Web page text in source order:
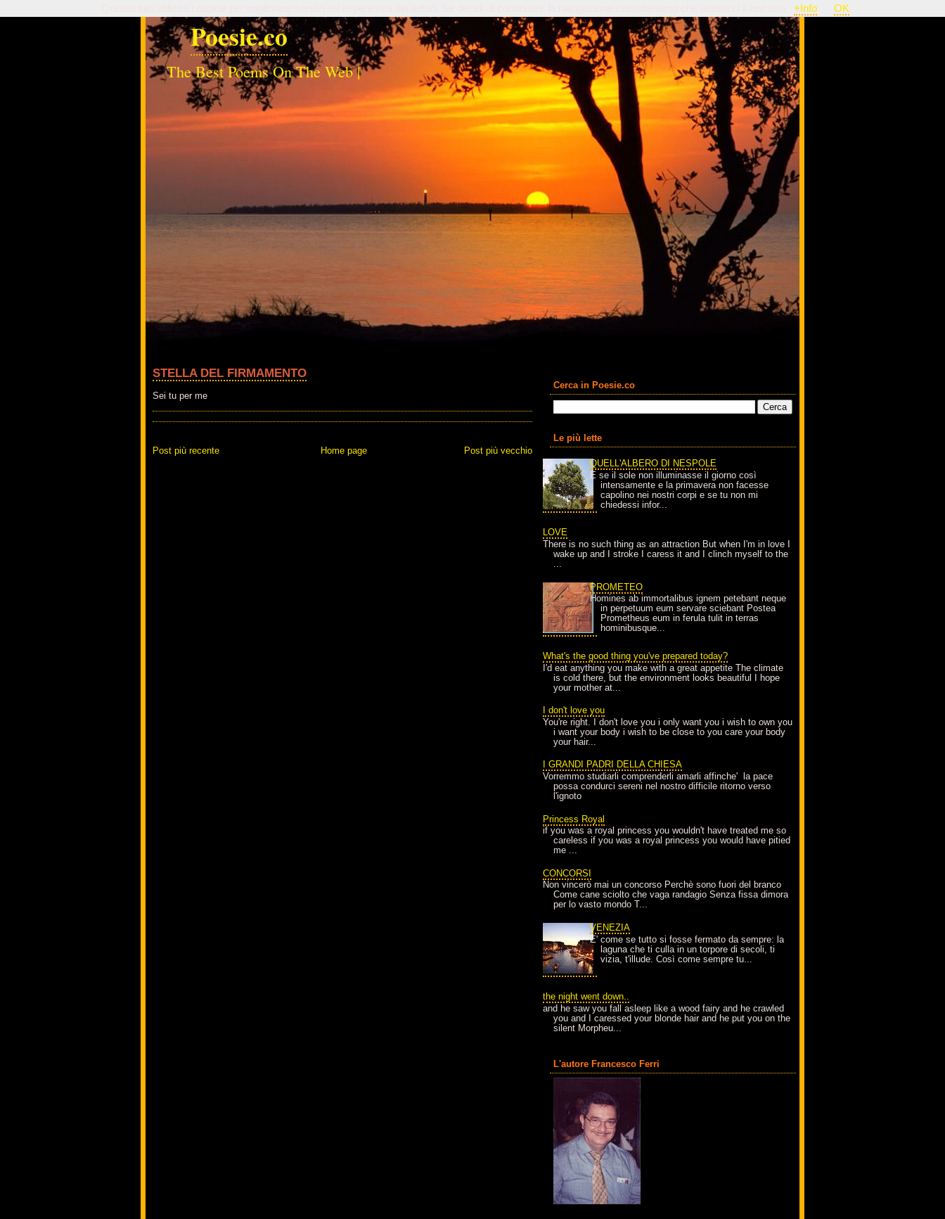
Poesie.co
The Best Poems On The Web |
STELLA DEL FIRMAMENTO
Sei tu per me
Post più recente Post più vecchio
Home page
Cerca in Poesie.co
Le più lette
QUELL'ALBERO DI NESPOLE
E se il sole non illuminasse il giorno così
intensamente e la primavera non facesse
capolino nei nostri corpi e se tu non mi
chiedessi infor...
LOVE
There is no such thing as an attraction But when I'm in love I
wake up and I stroke I caress it and I clinch myself to the
...
PROMETEO
Homines ab immortalibus ignem petebant neque
in perpetuum eum servare sciebant Postea
Prometheus eum in ferula tulit in terras
hominibusque...
What's the good thing you've prepared today?
I'd eat anything you make with a great appetite The climate
is cold there, but the environment looks beautiful I hope
your mother at...
I don't love you
You're right. I don't love you i only want you i wish to own you
i want your body i wish to be close to you care your body
your hair...
I GRANDI PADRI DELLA CHIESA
Vorremmo studiarli comprenderli amarli affinche' la pace
possa condurci sereni nel nostro difficile ritorno verso
l'ignoto
Princess Royal
if you was a royal princess you wouldn't have treated me so
careless if you was a royal princess you would have pitied
me ...
CONCORSI
Non vincerò mai un concorso Perchè sono fuori del branco
Come cane sciolto che vaga randagio Senza fissa dimora
per lo vasto mondo T...
VENEZIA
E' come se tutto si fosse fermato da sempre: la
laguna che ti culla in un torpore di secoli, ti
vizia, t'illude. Così come sempre tu...
the night went down..
and he saw you fall asleep like a wood fairy and he crawled
you and I caressed your blonde hair and he put you on the
silent Morpheu...
L'autore Francesco Ferri
+Info OK